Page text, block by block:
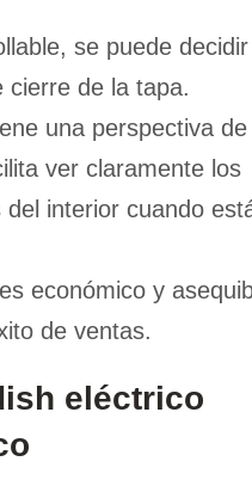
se puede decidir
cierre de la tapa.
una perspectiva de
ver claramente los
del interior cuando
económico y
de ventas.
eléctrico